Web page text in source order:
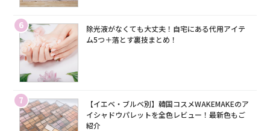
6
除光液がなくても大丈夫！自宅にある代用アイテ
ム5つ＋落とす裏技まとめ！
7
【イエベ・ブルベ別】韓国コスメWAKEMAKEのア
イシャドウパレットを全色レビュー！最新色もご
紹介